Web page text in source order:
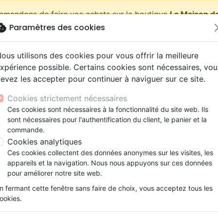
de faire vos achats sur la boutiqueLa Maison
Testaments
Etude biblique
NEG
Darby
Bandes dessinées
Santé
Ethique, société, politique
Couple
Découverte de la foi
Psychologie
Apologétique
ans
Adolescents, jeunes
Latino, Folk
Soul
Rap, Hip-hop
Hardrock, Métal
Pop, Rock
animés
conférences
Films, fiction
Jeux
vérité (L') - Un défi actuel pour les chrétiens
L'unité dans la vérité
Un défi actuel pour les chrétiens
Auteur :David Shutes
RéférenceMB3398 EAN 9782826033981
Description Détails du produit
Paramètres des cookies
utilisons des cookies pour vous offrir la meilleure
possible. Certains cookies sont nécessaires,
les accepter pour continuer à naviguer sur ce site.
Cookies strictement nécessaires
Ces cookies sont nécessaires à la fonctionnalité du site web. Ils
sont nécessaires pour l'authentification du client, le panier et la
commande.
Cookies analytiques
Ces cookies collectent des données anonymes sur les visites, les
appareils et la navigation. Nous nous appuyons sur ces données
pour améliorer notre site web.
fermant cette fenêtre sans faire de choix, vous acceptez tous les